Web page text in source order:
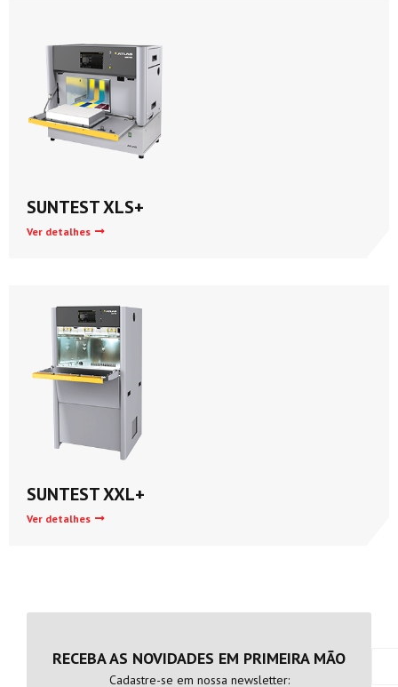
SUNTEST XLS+
Ver detalhes
SUNTEST XXL+
Ver detalhes
RECEBA AS NOVIDADES EM PRIMEIRA MÃO
Cadastre-se em nossa newsletter: